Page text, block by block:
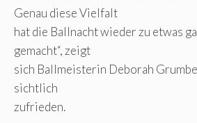
Genau diese Vielfalt
hat die Ballnacht wieder zu etwas
gemacht“, zeigt
sich Ballmeisterin Deborah
sichtlich
zufrieden.